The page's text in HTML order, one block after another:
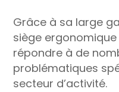
Grâce à sa large
siège
répondre à de
problématiques
secteur d’activité.